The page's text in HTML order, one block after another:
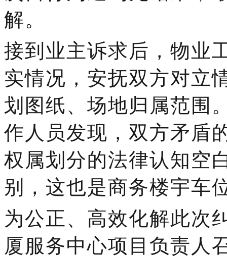
解。
接到业主诉求后，物业
实情况，安抚双方对立
划图纸、场地归属范围
作人员发现，双方矛盾
权属划分的法律认知空
别，这也是商务楼宇车
为公正、高效化解此次
厦服务中心项目负责人